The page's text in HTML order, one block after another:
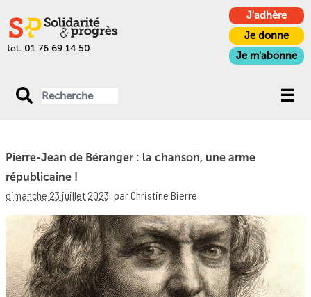
tel. 01 76 69 14 50
J'adhère
Je donne
Je m'abonne
Pierre-Jean de Béranger : la chanson, une arme
républicaine !
dimanche 23 juillet 2023, par Christine Bierre